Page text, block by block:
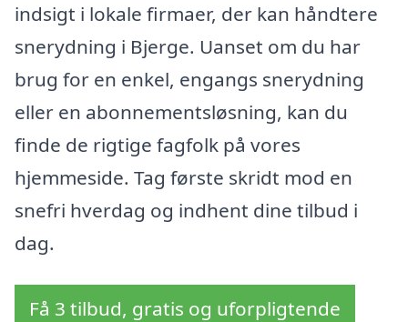
indsigt i lokale firmaer, der kan håndtere
snerydning i Bjerge. Uanset om du har
brug for en enkel, engangs snerydning
eller en abonnementsløsning, kan du
finde de rigtige fagfolk på vores
hjemmeside. Tag første skridt mod en
snefri hverdag og indhent dine tilbud i
dag.
Få 3 tilbud, gratis og uforpligtende